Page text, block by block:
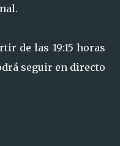
de las 19:15 horas
seguir en directo